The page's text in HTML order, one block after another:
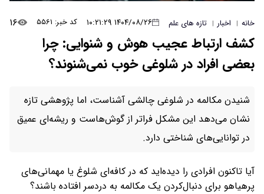
خانه | اخبار | تازه های علم ۱۴۰۴/۰۸/۲۶ ۱۰:۲۱:۲۹ کد خبر: ۵۵۶۱ ۱۶
کشف ارتباط عجیب هوش و شنوایی: چرا
بعضی افراد در شلوغی خوب نمی‌شنوند؟
شنیدن مکالمه در شلوغی چالشی آشناست، اما پژوهشی تازه
نشان می‌دهد این مشکل فراتر از گوش‌هاست و ریشه‌ای عمیق
در توانایی‌های شناختی دارد.
آیا تاکنون افرادی را دیده‌اید که در کافه‌ای شلوغ یا مهمانی‌های
پرهیاهو برای دنبال‌کردن یک مکالمه به دردسر افتاده باشند؟